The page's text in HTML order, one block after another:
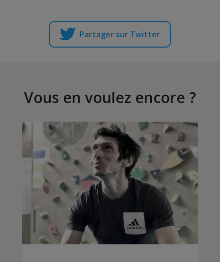
Partager sur Twitter
Vous en voulez encore ?